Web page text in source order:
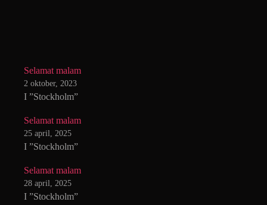
Selamat malam
2 oktober, 2023
I ”Stockholm”
Selamat malam
25 april, 2025
I ”Stockholm”
Selamat malam
28 april, 2025
I ”Stockholm”